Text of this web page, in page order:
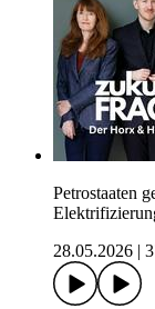
Petrostaaten
28.05.2026